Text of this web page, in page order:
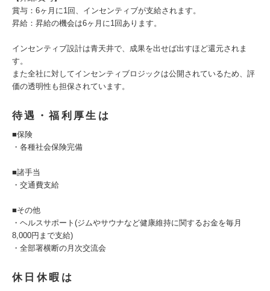
賞与：6ヶ月に1回、インセンティブが支給されます。
昇給：昇給の機会は6ヶ月に1回あります。
インセンティブ設計は青天井で、成果を出せば出すほど還元されま
す。
また全社に対してインセンティブロジックは公開されているため、評
価の透明性も担保されています。
待遇・福利厚生は
■保険
・各種社会保険完備
■諸手当
・交通費支給
■その他
・ヘルスサポート(ジムやサウナなど健康維持に関するお金を毎月
8,000円まで支給)
・全部署横断の月次交流会
休日休暇は